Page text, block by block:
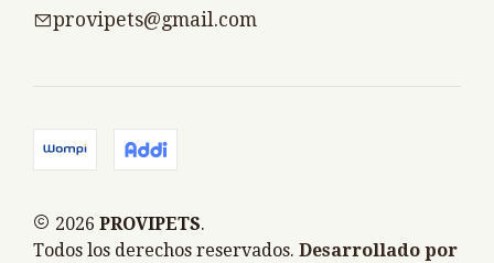
provipets@gmail.com
2026 PROVIPETS.
Todos los derechos reservados. Desarrollado por